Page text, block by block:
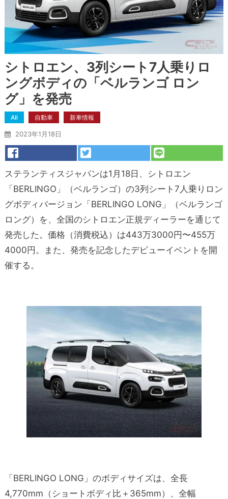
シトロエン、3列シート7人乗りロ
ングボディの「ベルランゴ ロン
グ」を発売
All 自動車 新車情報
2023年1月18日
ステランティスジャパンは1月18日、シトロエン
「BERLINGO」（ベルランゴ）の3列シート7人乗りロン
グボディバージョン「BERLINGO LONG」（ベルランゴ
ロング）を、全国のシトロエン正規ディーラーを通じて
発売した。価格（消費税込）は443万3000円〜455万
4000円。また、発売を記念したデビューイベントを開
催する。
「BERLINGO LONG」のボディサイズは、全長
4,770mm（ショートボディ比＋365mm）、全幅